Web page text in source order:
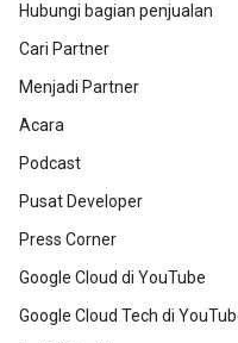
Hubungi bagian penjualan
Cari Partner
Menjadi Partner
Acara
Podcast
Pusat Developer
Press Corner
Google Cloud di YouTube
Google Cloud Tech di